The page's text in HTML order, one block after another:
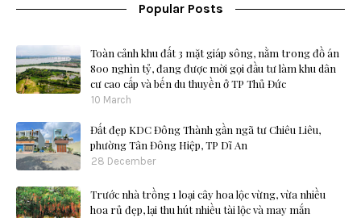
Popular Posts
Toàn cảnh khu đất 3 mặt giáp sông, nằm trong đồ án
800 nghìn tỷ, đang được mời gọi đầu tư làm khu dân
cư cao cấp và bến du thuyền ở TP Thủ Đức
10 March
Đất đẹp KDC Đông Thành gần ngã tư Chiêu Liêu,
phường Tân Đông Hiệp, TP Dĩ An
28 December
Trước nhà trồng 1 loại cây hoa lộc vừng, vừa nhiều
hoa rủ đẹp, lại thu hút nhiều tài lộc và may mắn